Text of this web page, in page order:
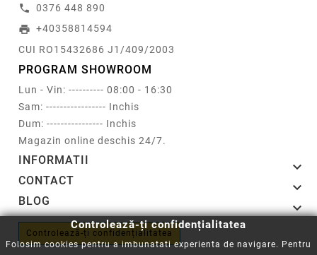
call 0376 448 890
print +40358814594
CUI RO15432686 J1/409/2003
PROGRAM SHOWROOM
Lun - Vin: ---------- 08:00 - 16:30
Sam: ----------------- Inchis
Dum: ---------------- Inchis
Magazin online deschis 24/7.
INFORMATII 
CONTACT 
BLOG 
Controlează-ți confidențialitatea
Controlează-ți confidențialitatea
Folosim cookies pentru a imbunatati experienta de navigare. Pentru